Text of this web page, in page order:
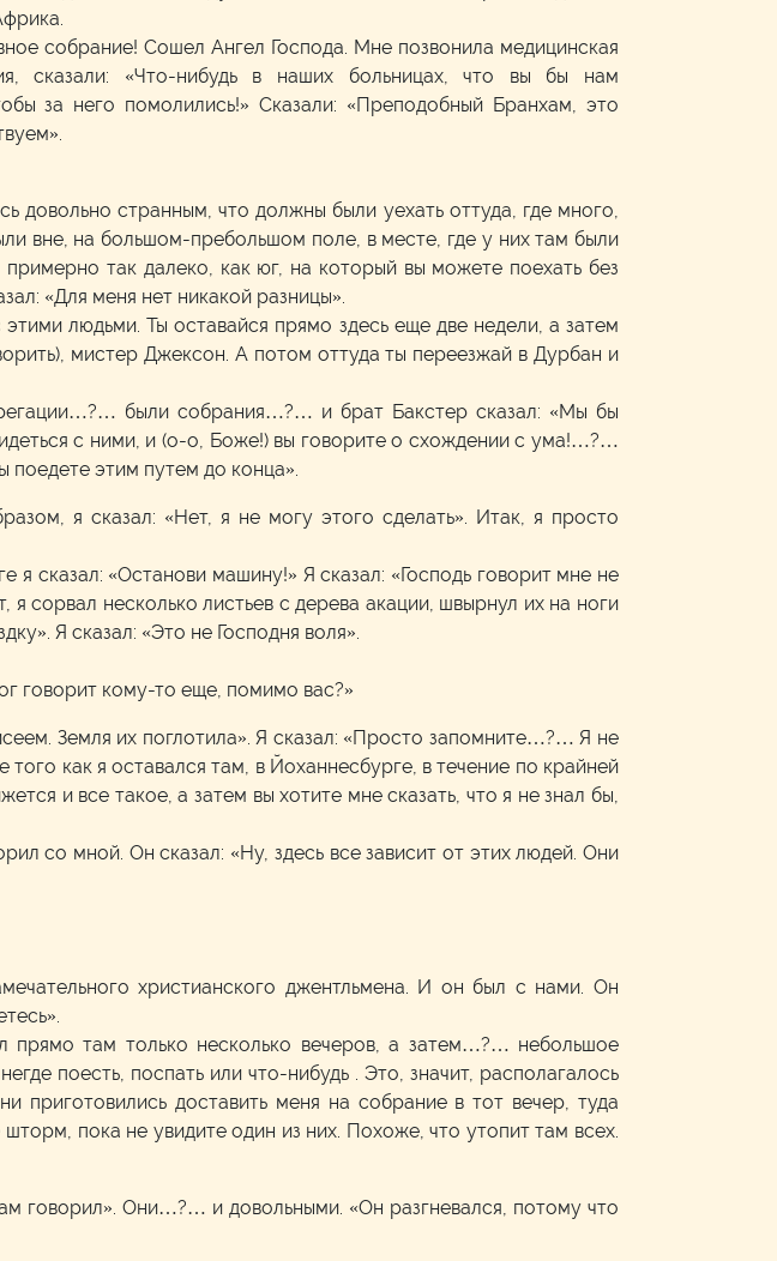
собрание! Сошел Ангел Господа. Мне позвонила медицинская
сказали: «Что-нибудь в наших больницах, что вы бы нам
за него помолились!» Сказали: «Преподобный Бранхам, это
довольно странным, что должны были уехать оттуда, где много,
вне, на большом-пребольшом поле, в месте, где у них там были
так далеко, как юг, на который вы можете поехать без
«Для меня нет никакой разницы».
людьми. Ты оставайся прямо здесь еще две недели, а затем
мистер Джексон. А потом оттуда ты переезжай в Дурбан и
были собрания…?… и брат Бакстер сказал: «Мы бы
с ними, и (о-о, Боже!) вы говорите о схождении с ума!…?…
поедете этим путем до конца».
я сказал: «Нет, я не могу этого сделать». Итак, я просто
сказал: «Останови машину!» Я сказал: «Господь говорит мне не
сорвал несколько листьев с дерева акации, швырнул их на ноги
Я сказал: «Это не Господня воля».
говорит кому-то еще, помимо вас?»
Земля их поглотила». Я сказал: «Просто запомните…?… Я не
как я оставался там, в Йоханнесбурге, в течение по крайней
и все такое, а затем вы хотите мне сказать, что я не знал бы,
со мной. Он сказал: «Ну, здесь все зависит от этих людей. Они
христианского джентльмена. И он был с нами. Он
прямо там только несколько вечеров, а затем…?… небольшое
поесть, поспать или что-нибудь . Это, значит, располагалось
доставить меня на собрание в тот вечер, туда
пока не увидите один из них. Похоже, что утопит там всех.
говорил». Они…?… и довольными. «Он разгневался, потому что